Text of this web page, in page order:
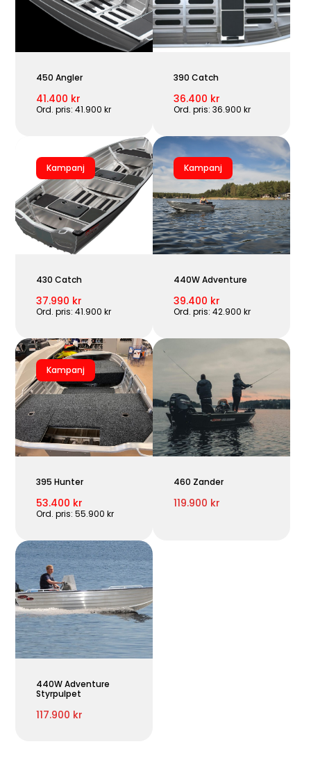
450 Angler
41.400 kr
Ord. pris: 41.900 kr
390 Catch
36.400 kr
Ord. pris: 36.900 kr
Kampanj
430 Catch
37.990 kr
Ord. pris: 41.900 kr
Kampanj
440W Adventure
39.400 kr
Ord. pris: 42.900 kr
Kampanj
395 Hunter
53.400 kr
Ord. pris: 55.900 kr
460 Zander
119.900 kr
440W Adventure
Styrpulpet
117.900 kr